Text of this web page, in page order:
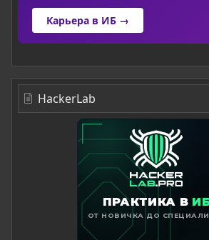
Карьера в ИБ →
HackerLab